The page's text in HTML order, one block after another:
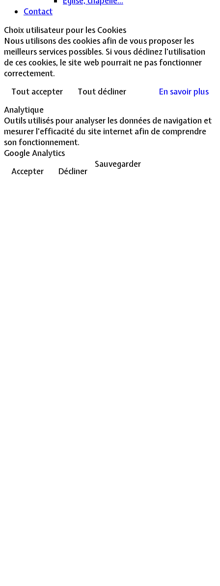
Contact
Choix utilisateur pour les Cookies
Nous utilisons des cookies afin de vous proposer les
meilleurs services possibles. Si vous déclinez l'utilisation
de ces cookies, le site web pourrait ne pas fonctionner
correctement.
Tout accepter
Tout décliner
En savoir plus
Analytique
Outils utilisés pour analyser les données de navigation et
mesurer l'efficacité du site internet afin de comprendre
son fonctionnement.
Google Analytics
Accepter
Décliner
Sauvegarder